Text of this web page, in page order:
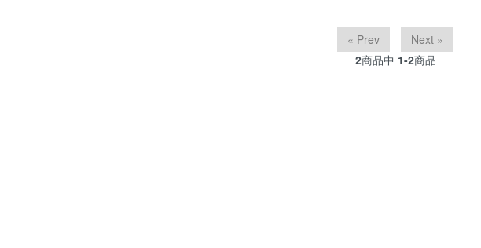
« Prev
Next »
2商品中 1-2商品